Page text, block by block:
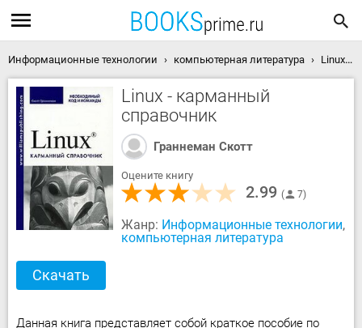
Информационные технологии компьютерная литература Linux - карманный справочник скачать книгу
Linux - карманный
справочник
Граннеман Скотт
Оцените книгу
2.99 7
Жанр: Информационные технологии,
компьютерная литература
Скачать
Данная книга представляет собой краткое пособие по